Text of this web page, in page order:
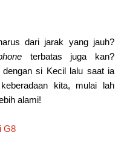
dari jarak yang jauh?
terbatas juga kan?
si Kecil lalu saat ia
kita, mulai lah
alami!